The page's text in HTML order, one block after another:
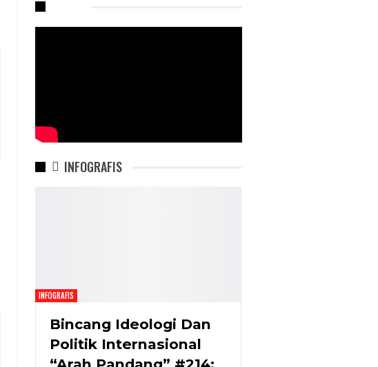
INFOGRAFIS
INFOGRAFIS
Bincang Ideologi Dan
Politik Internasional